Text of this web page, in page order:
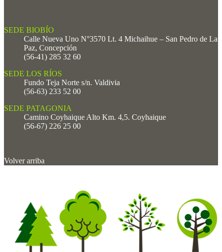
SEDE BIOBÍO
Calle Nueva Uno N°3570 Lt. 4 Michaihue – San Pedro de La
Paz, Concepción
(56-41) 285 32 60
SEDE LOS RÍOS
Fundo Teja Norte s/n. Valdivia
(56-63) 233 52 00
SEDE PATAGONIA
Camino Coyhaique Alto Km. 4,5. Coyhaique
(56-67) 226 25 00
Volver arriba